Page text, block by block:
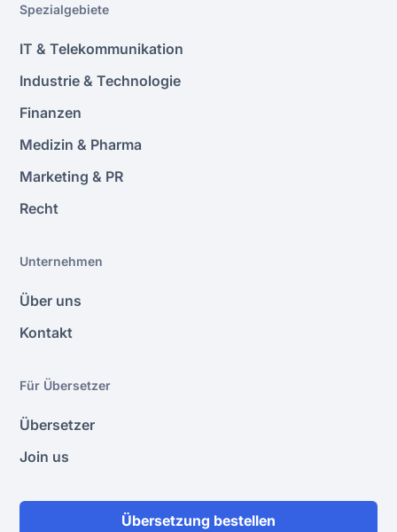
Spezialgebiete
IT & Telekommunikation
Industrie & Technologie
Finanzen
Medizin & Pharma
Marketing & PR
Recht
Unternehmen
Über uns
Kontakt
Für Übersetzer
Übersetzer
Join us
Übersetzung bestellen